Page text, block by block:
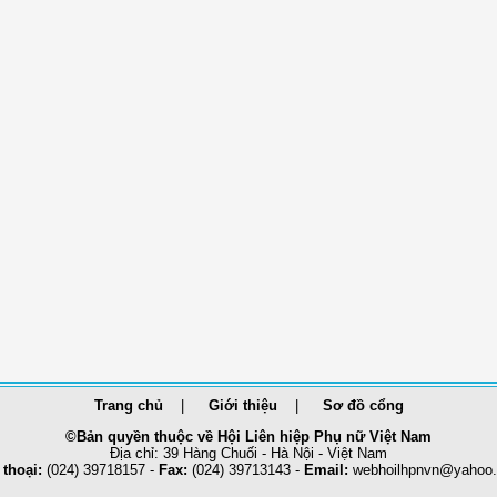
Trang chủ Giới thiệu
Sơ đồ cổng
©Bản quyền thuộc về Hội Liên hiệp Phụ nữ Việt Nam
Địa chỉ: 39 Hàng Chuối - Hà Nội - Việt Nam
(024) 39718157 - Fax: (024) 39713143 - Email: